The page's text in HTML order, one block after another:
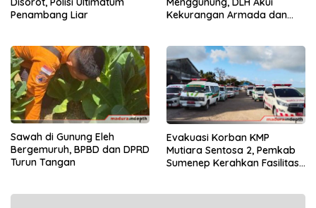
Penambang Liar
Kekurangan Armada dan
Sawah di Gunung Eleh
Bergemuruh, BPBD dan DPRD
Turun Tangan
Evakuasi Korban KMP
Mutiara Sentosa 2, Pemkab
Sumenep Kerahkan Fasilitas